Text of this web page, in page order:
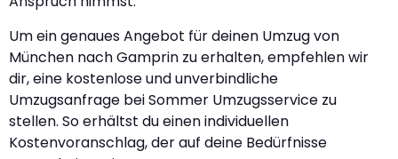
Um ein genaues Angebot für deinen Umzug von
München nach Gamprin zu erhalten, empfehlen wir
dir, eine kostenlose und unverbindliche
Umzugsanfrage bei Sommer Umzugsservice zu
stellen. So erhältst du einen individuellen
Kostenvoranschlag, der auf deine Bedürfnisse